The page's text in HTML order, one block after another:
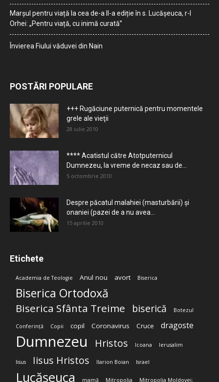
Marșul pentru viață la cea de-a II-a ediție în s. Lucășeuca, r-l
Orhei: „Pentru viață, cu inimă curată”
Învierea Fiului văduvei din Nain
POSTĂRI POPULARE
+++ Rugăciune puternică pentru momentele
grele ale vieţii
28 iulie 2010
**** Acatistul către Atotputernicul
Dumnezeu, la vreme de necaz sau de...
5 octombrie 2010
Despre păcatul malahiei (masturbării) şi
onaniei (pazei de a nu avea...
15 aprilie 2010
Etichete
Academia de Teologie Anul nou avort Biserica
Biserica Ortodoxă
Biserica Sfânta Treime biserică Botezul
Conferință Copii copil Coronavirus Cruce dragoste
Dumnezeu Hristos Icoana Ierusalim
Iisus Iisus Hristos Ilarion Boian Israel
Lucășeuca mamă Mitropolia Mitropolia Moldovei;